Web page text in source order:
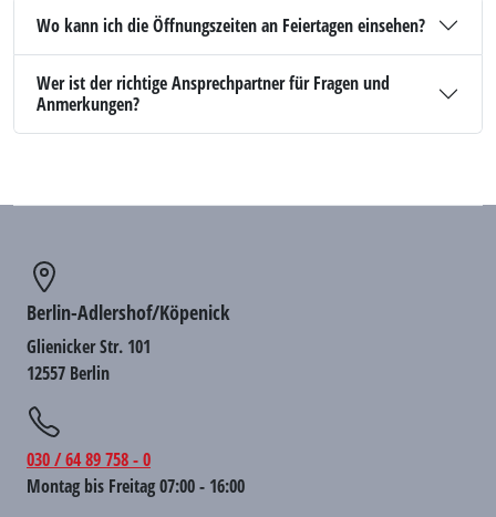
Wo kann ich die Öffnungszeiten an Feiertagen einsehen?
Wer ist der richtige Ansprechpartner für Fragen und
Anmerkungen?
Berlin-Adlershof/Köpenick
Glienicker Str. 101
12557 Berlin
030 / 64 89 758 - 0
Montag bis Freitag 07:00 - 16:00